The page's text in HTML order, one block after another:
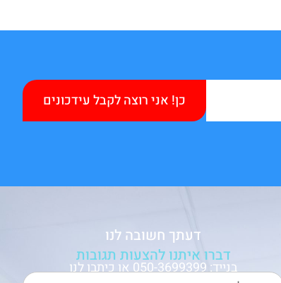
כן! אני רוצה לקבל עידכונים
דעתך חשובה לנו
דברו איתנו להצעות תגובות
בנייד: 050-3699399 או כיתבו לנו